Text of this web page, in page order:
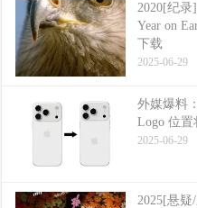
2020[纪
Year on
下载
2025-06-29
外媒爆料
Logo 位置
2025-06-29
2025[悬